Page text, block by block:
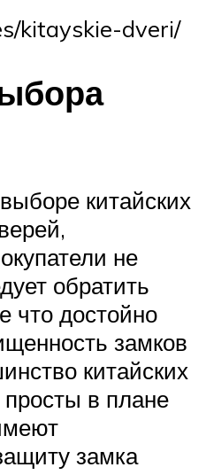
kitayskie-dveri/
китайских
не
обратить
что достойно
замков
китайских
в плане
замка